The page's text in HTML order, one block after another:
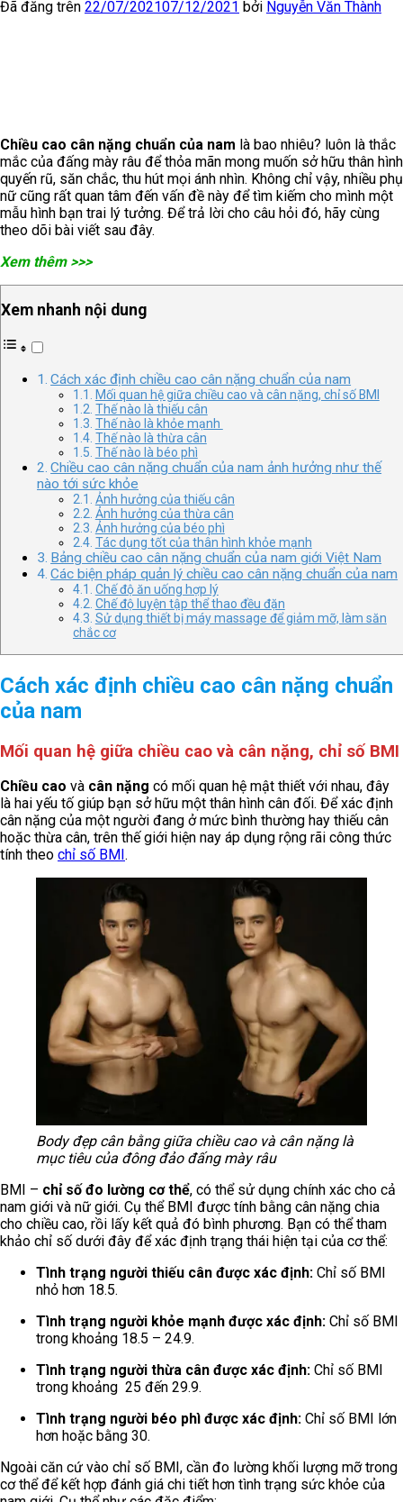
Đã đăng trên 22/07/202107/12/2021 bởi Nguyễn Văn Thành
Chiều cao cân nặng chuẩn của nam là bao nhiêu? luôn là thắc
mắc của đấng mày râu để thỏa mãn mong muốn sở hữu thân hình
quyến rũ, săn chắc, thu hút mọi ánh nhìn. Không chỉ vậy, nhiều phụ
nữ cũng rất quan tâm đến vấn đề này để tìm kiếm cho mình một
mẫu hình bạn trai lý tưởng. Để trả lời cho câu hỏi đó, hãy cùng
theo dõi bài viết sau đây.
Xem thêm >>>
Xem nhanh nội dung
Cách xác định chiều cao cân nặng chuẩn của nam
Mối quan hệ giữa chiều cao và cân nặng, chỉ số BMI
Thế nào là thiếu cân
Thế nào là khỏe mạnh
Thế nào là thừa cân
Thế nào là béo phì
Chiều cao cân nặng chuẩn của nam ảnh hưởng như thế
nào tới sức khỏe
Ảnh hưởng của thiếu cân
Ảnh hưởng của thừa cân
Ảnh hưởng của béo phì
Tác dụng tốt của thân hình khỏe mạnh
Bảng chiều cao cân nặng chuẩn của nam giới Việt Nam
Các biện pháp quản lý chiều cao cân nặng chuẩn của nam
Chế độ ăn uống hợp lý
Chế độ luyện tập thể thao đều đặn
Sử dụng thiết bị máy massage để giảm mỡ, làm săn
chắc cơ
Cách xác định chiều cao cân nặng chuẩn
của nam
Mối quan hệ giữa chiều cao và cân nặng, chỉ số BMI
Chiều cao và cân nặng có mối quan hệ mật thiết với nhau, đây
là hai yếu tố giúp bạn sở hữu một thân hình cân đối. Để xác định
cân nặng của một người đang ở mức bình thường hay thiếu cân
hoặc thừa cân, trên thế giới hiện nay áp dụng rộng rãi công thức
tính theo chỉ số BMI .
Body đẹp cân bằng giữa chiều cao và cân nặng là
mục tiêu của đông đảo đấng mày râu
BMI – chỉ số đo lường cơ thể, có thể sử dụng chính xác cho cả
nam giới và nữ giới. Cụ thể BMI được tính bằng cân nặng chia
cho chiều cao, rồi lấy kết quả đó bình phương. Bạn có thể tham
khảo chỉ số dưới đây để xác định trạng thái hiện tại của cơ thể:
Tình trạng người thiếu cân được xác định: Chỉ số BMI
nhỏ hơn 18.5.
Tình trạng người khỏe mạnh được xác định: Chỉ số BMI
trong khoảng 18.5 – 24.9.
Tình trạng người thừa cân được xác định: Chỉ số BMI
trong khoảng 25 đến 29.9.
Tình trạng người béo phì được xác định: Chỉ số BMI lớn
hơn hoặc bằng 30.
Ngoài căn cứ vào chỉ số BMI, cần đo lường khối lượng mỡ trong
cơ thể để kết hợp đánh giá chi tiết hơn tình trạng sức khỏe của